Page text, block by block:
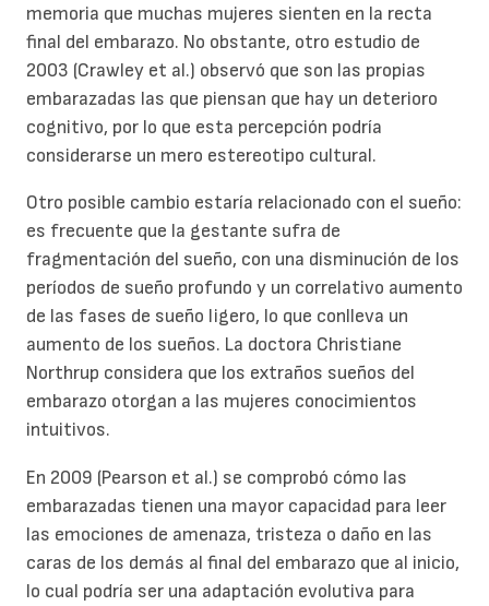
memoria que muchas mujeres sienten en la recta
final del embarazo. No obstante, otro estudio de
2003 (Crawley et al.) observó que son las propias
embarazadas las que piensan que hay un deterioro
cognitivo, por lo que esta percepción podría
considerarse un mero estereotipo cultural.
Otro posible cambio estaría relacionado con el sueño:
es frecuente que la gestante sufra de
fragmentación del sueño, con una disminución de los
períodos de sueño profundo y un correlativo aumento
de las fases de sueño ligero, lo que conlleva un
aumento de los sueños. La doctora Christiane
Northrup considera que los extraños sueños del
embarazo otorgan a las mujeres conocimientos
intuitivos.
En 2009 (Pearson et al.) se comprobó cómo las
embarazadas tienen una mayor capacidad para leer
las emociones de amenaza, tristeza o daño en las
caras de los demás al final del embarazo que al inicio,
lo cual podría ser una adaptación evolutiva para